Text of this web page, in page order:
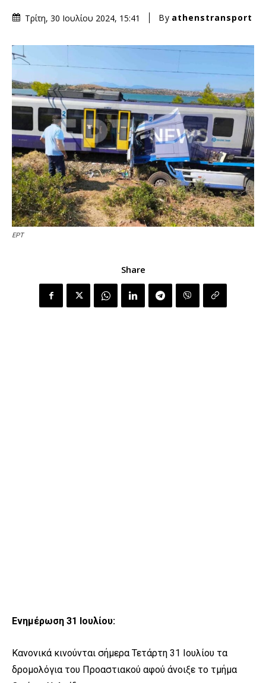
Τρίτη, 30 Ιουλίου 2024, 15:41 By athenstransport
ΕΡΤ
Share
Ενημέρωση 31 Ιουλίου:
Κανονικά κινούνται σήμερα Τετάρτη 31 Ιουλίου τα
δρομολόγια του Προαστιακού αφού άνοιξε το τμήμα